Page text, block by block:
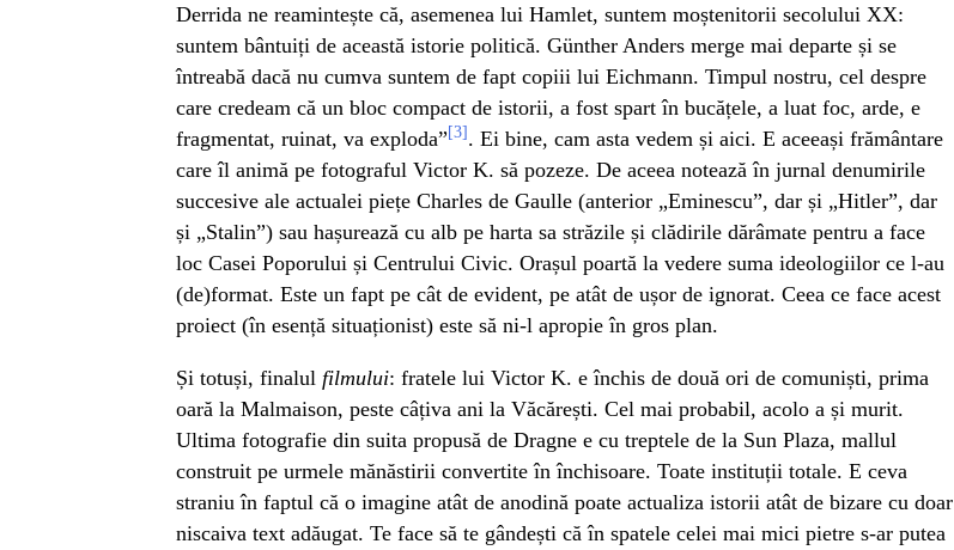
Derrida ne reamintește că, asemenea lui Hamlet, suntem moștenitorii secolului XX:
suntem bântuiți de această istorie politică. Günther Anders merge mai departe și se
întreabă dacă nu cumva suntem de fapt copiii lui Eichmann. Timpul nostru, cel despre
care credeam că un bloc compact de istorii, a fost spart în bucățele, a luat foc, arde, e
fragmentat, ruinat, va exploda” [3] . Ei bine, cam asta vedem și aici. E aceeași frământare
care îl animă pe fotograful Victor K. să pozeze. De aceea notează în jurnal denumirile
succesive ale actualei piețe Charles de Gaulle (anterior „Eminescu”, dar și „Hitler”, dar
și „Stalin”) sau hașurează cu alb pe harta sa străzile și clădirile dărâmate pentru a face
loc Casei Poporului și Centrului Civic. Orașul poartă la vedere suma ideologiilor ce l-au
(de)format. Este un fapt pe cât de evident, pe atât de ușor de ignorat. Ceea ce face acest
proiect (în esență situaționist) este să ni-l apropie în gros plan.
Și totuși, finalul filmului: fratele lui Victor K. e închis de două ori de comuniști, prima
oară la Malmaison, peste câțiva ani la Văcărești. Cel mai probabil, acolo a și murit.
Ultima fotografie din suita propusă de Dragne e cu treptele de la Sun Plaza, mallul
construit pe urmele mănăstirii convertite în închisoare. Toate instituții totale. E ceva
straniu în faptul că o imagine atât de anodină poate actualiza istorii atât de bizare cu doar
niscaiva text adăugat. Te face să te gândești că în spatele celei mai mici pietre s-ar putea